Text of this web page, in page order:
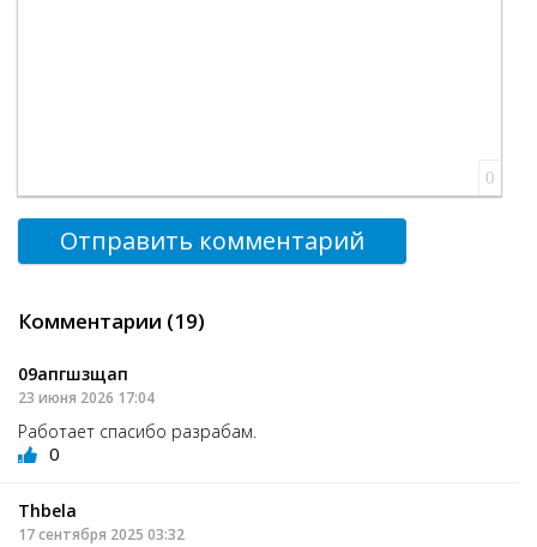
0
Отправить комментарий
Комментарии (19)
09апгшзщап
23 июня 2026 17:04
Работает спасибо разрабам.
0
Thbela
17 сентября 2025 03:32